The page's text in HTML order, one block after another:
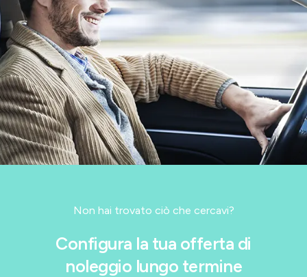
Non hai trovato ciò che cercavi?
Configura la tua offerta di
noleggio lungo termine